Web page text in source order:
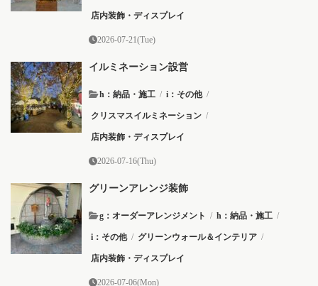
店内装飾・ディスプレイ
2026-07-21(Tue)
イルミネーション設営
h：納品・施工 / i：その他 /
クリスマスイルミネーション /
店内装飾・ディスプレイ
2026-07-16(Thu)
グリーンアレンジ装飾
g：オーダーアレンジメント / h：納品・施工 /
i：その他 / グリーンウォール＆インテリア /
店内装飾・ディスプレイ
2026-07-06(Mon)